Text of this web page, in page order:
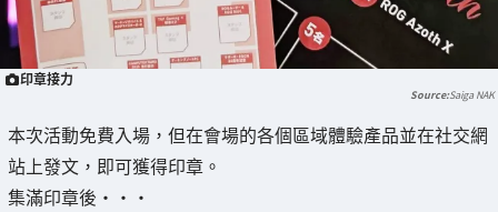
印章接力
Saiga NAK
本次活動免費入場，但在會場的各個區域體驗產品並在社交網
站上發文，即可獲得印章。
集滿印章後・・・